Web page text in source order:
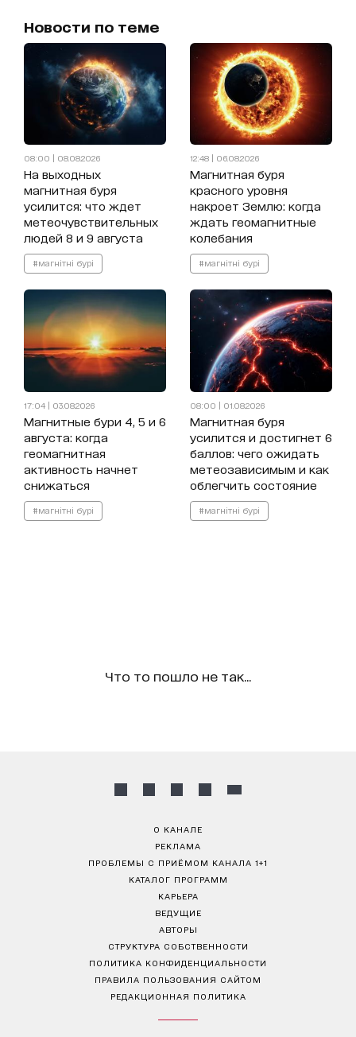
Новости по теме
08:00 | 08.08.2026
На выходных
магнитная буря
усилится: что ждет
метеочувствительных
людей 8 и 9 августа
#магнітні бурі
12:48 | 06.08.2026
Магнитная буря
красного уровня
накроет Землю: когда
ждать геомагнитные
колебания
#магнітні бурі
17:04 | 03.08.2026
Магнитные бури 4, 5 и 6
августа: когда
геомагнитная
активность начнет
снижаться
#магнітні бурі
08:00 | 01.08.2026
Магнитная буря
усилится и достигнет 6
баллов: чего ожидать
метеозависимым и как
облегчить состояние
#магнітні бурі
Что то пошло не так...
О КАНАЛЕ
РЕКЛАМА
ПРОБЛЕМЫ С ПРИЁМОМ КАНАЛА 1+1
КАТАЛОГ ПРОГРАММ
КАРЬЕРА
ВЕДУЩИЕ
АВТОРЫ
СТРУКТУРА СОБСТВЕННОСТИ
ПОЛИТИКА КОНФИДЕНЦИАЛЬНОСТИ
ПРАВИЛА ПОЛЬЗОВАНИЯ САЙТОМ
РЕДАКЦИОННАЯ ПОЛИТИКА